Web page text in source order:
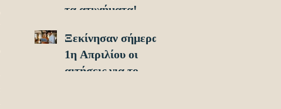
τα ατυχήματα!
Ξεκίνησαν σήμερα
1η Απριλίου οι
αιτήσεις για το